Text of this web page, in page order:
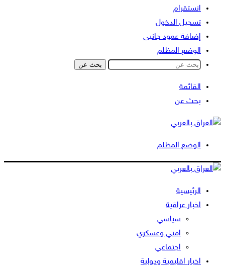
انستقرام
تسجيل الدخول
إضافة عمود جانبي
الوضع المظلم
بحث عن
القائمة
بحث عن
الوضع المظلم
الرئيسية
اخبار عراقية
سياسي
امني وعسكري
اجتماعي
اخبار اقليمية ودولية